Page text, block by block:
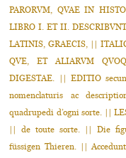
PARORVM, QVAE IN
LIBRO I. ET II.
LATINIS, GRAECIS, ||
QVE, ET ALIARVM
DIGESTAE. || EDITIO
nomenclaturis ac
quadrupedi d’ogni sorte. ||
|| de toute sorte. || Die
füssigen Thieren. ||